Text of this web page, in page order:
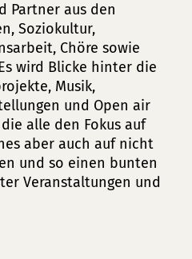
Partner aus den
Soziokultur,
Chöre sowie
wird Blicke hinter die
Musik,
und Open air
alle den Fokus auf
aber auch auf nicht
und so einen bunten
Veranstaltungen und